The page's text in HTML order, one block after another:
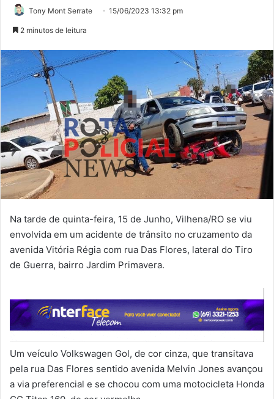
Tony Mont Serrate 15/06/2023 13:32 pm
2 minutos de leitura
Na tarde de quinta-feira, 15 de Junho, Vilhena/RO se viu
envolvida em um acidente de trânsito no cruzamento da
avenida Vitória Régia com rua Das Flores, lateral do Tiro
de Guerra, bairro Jardim Primavera.
Um veículo Volkswagen Gol, de cor cinza, que transitava
pela rua Das Flores sentido avenida Melvin Jones avançou
a via preferencial e se chocou com uma motocicleta Honda